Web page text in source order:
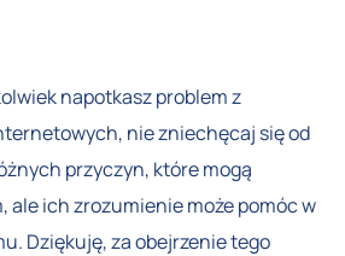
napotkasz problem z
nie zniechęcaj się od
przyczyn, które mogą
ale ich zrozumienie może pomóc w
Dziękuję, za obejrzenie tego